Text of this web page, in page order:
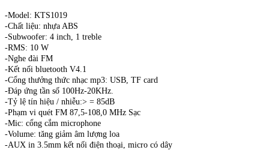
-Model: KTS1019
-Chất liệu: nhựa ABS
-Subwoofer: 4 inch, 1 treble
-RMS: 10 W
-Nghe đài FM
-Kết nối bluetooth V4.1
-Cổng thưởng thức nhạc mp3: USB, TF card
-Đáp ứng tần số 100Hz-20KHz.
-Tỷ lệ tín hiệu / nhiễu:> = 85dB
-Phạm vi quét FM 87,5-108,0 MHz Sạc
-Mic: cổng cắm microphone
-Volume: tăng giảm âm lượng loa
-AUX in 3.5mm kết nối điện thoại, micro có dây